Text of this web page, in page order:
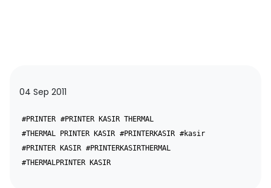
04 Sep 2011
#PRINTER #PRINTER KASIR THERMAL
#THERMAL PRINTER KASIR #PRINTERKASIR #kasir
#PRINTER KASIR #PRINTERKASIRTHERMAL
#THERMALPRINTER KASIR